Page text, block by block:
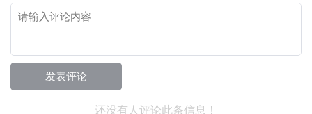
还没有人评论此条信息！